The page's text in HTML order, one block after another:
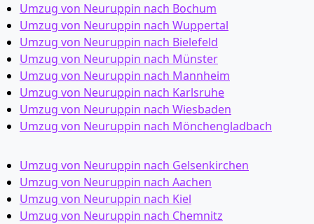
Umzug von Neuruppin nach Bochum
Umzug von Neuruppin nach Wuppertal
Umzug von Neuruppin nach Bielefeld
Umzug von Neuruppin nach Münster
Umzug von Neuruppin nach Mannheim
Umzug von Neuruppin nach Karlsruhe
Umzug von Neuruppin nach Wiesbaden
Umzug von Neuruppin nach Mönchen­gladbach
Umzug von Neuruppin nach Gelsenkirchen
Umzug von Neuruppin nach Aachen
Umzug von Neuruppin nach Kiel
Umzug von Neuruppin nach Chemnitz